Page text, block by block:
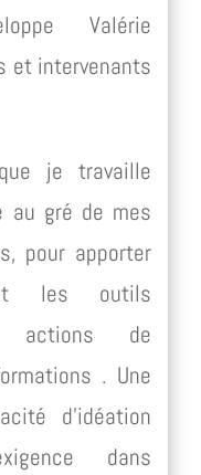
Valérie
et intervenants
je travaille
au gré de mes
pour apporter
les outils
actions de
. Une
d’idéation
dans